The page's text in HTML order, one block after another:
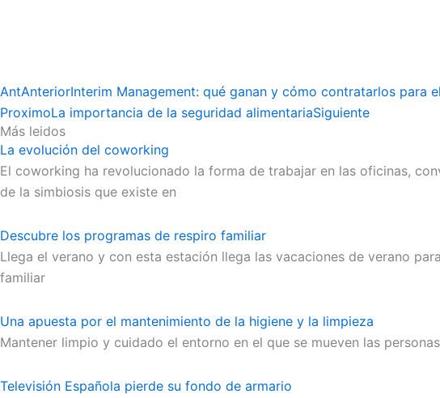
AntAnteriorInterim Management: qué ganan y cómo contratarlos para
ProximoLa importancia de la seguridad alimentariaSiguiente
Más leidos
La evolución del coworking
El coworking ha revolucionado la forma de trabajar en las oficinas,
de la simbiosis que existe en
Descubre los programas de respiro familiar
Llega el verano y con esta estación llega las vacaciones de verano
familiar
Una apuesta por el mantenimiento de la higiene y la limpieza
Mantener limpio y cuidado el entorno en el que se mueven las
Televisión Española pierde su fondo de armario